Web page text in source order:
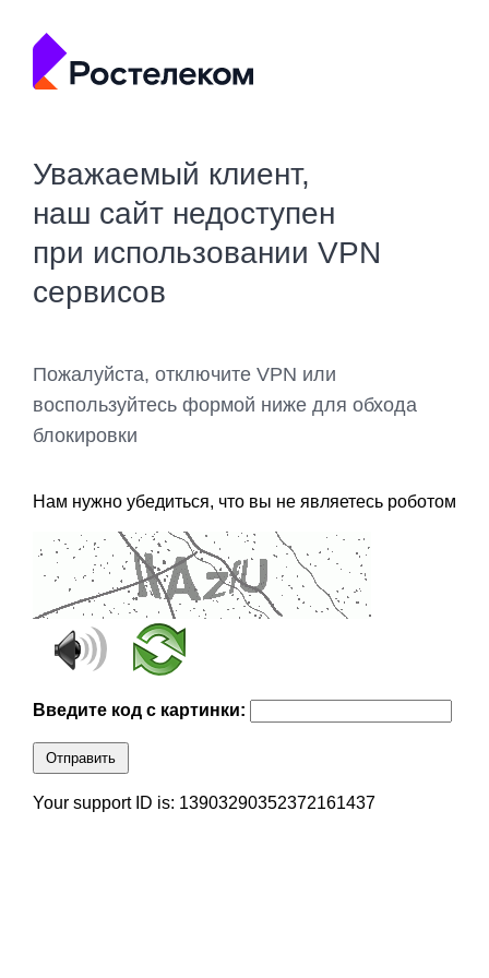
Уважаемый клиент,
наш сайт недоступен
при использовании VPN
сервисов
Пожалуйста, отключите VPN или
воспользуйтесь формой ниже для обхода
блокировки
Нам нужно убедиться, что вы не являетесь роботом
Введите код с картинки:
Отправить
Your support ID is: 13903290352372161437